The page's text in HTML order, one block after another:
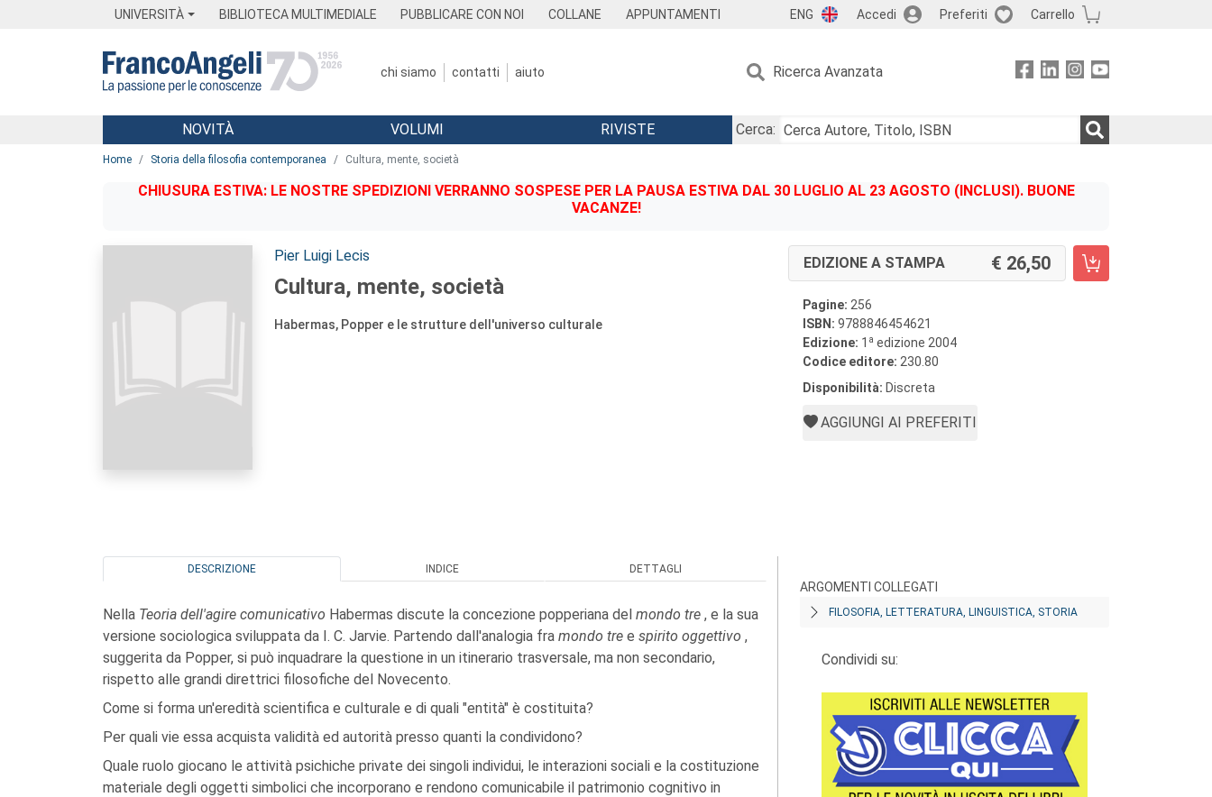
UNIVERSITÀ BIBLIOTECA MULTIMEDIALE PUBBLICARE CON NOI COLLANE APPUNTAMENTI ENG Accedi Preferiti Carrello
chi siamo contatti aiuto Ricerca Avanzata
Menu
NOVITÀ VOLUMI RIVISTE
Cerca:
Home Storia della filosofia contemporanea Cultura, mente, società
CHIUSURA ESTIVA: LE NOSTRE SPEDIZIONI VERRANNO SOSPESE PER LA PAUSA ESTIVA DAL 30 LUGLIO AL 23 AGOSTO (INCLUSI). BUONE
VACANZE!
Autori:
Pier Luigi Lecis
Cultura, mente, società
Habermas, Popper e le strutture dell'universo culturale
EDIZIONE A STAMPA 26,50
Pagine: 256
ISBN: 9788846454621
Edizione: 1 a edizione 2004
Codice editore: 230.80
Disponibilità: Discreta
AGGIUNGI AI PREFERITI
DESCRIZIONE INDICE DETTAGLI
Nella Teoria dell'agire comunicativo Habermas discute la concezione popperiana del mondo tre , e la sua
versione sociologica sviluppata da I. C. Jarvie. Partendo dall'analogia fra mondo tre e spirito oggettivo ,
suggerita da Popper, si può inquadrare la questione in un itinerario trasversale, ma non secondario,
rispetto alle grandi direttrici filosofiche del Novecento.
Come si forma un'eredità scientifica e culturale e di quali "entità" è costituita?
Per quali vie essa acquista validità ed autorità presso quanti la condividono?
Quale ruolo giocano le attività psichiche private dei singoli individui, le interazioni sociali e la costituzione
materiale degli oggetti simbolici che incorporano e rendono comunicabile il patrimonio cognitivo in
ARGOMENTI COLLEGATI
FILOSOFIA, LETTERATURA, LINGUISTICA, STORIA
Condividi su: